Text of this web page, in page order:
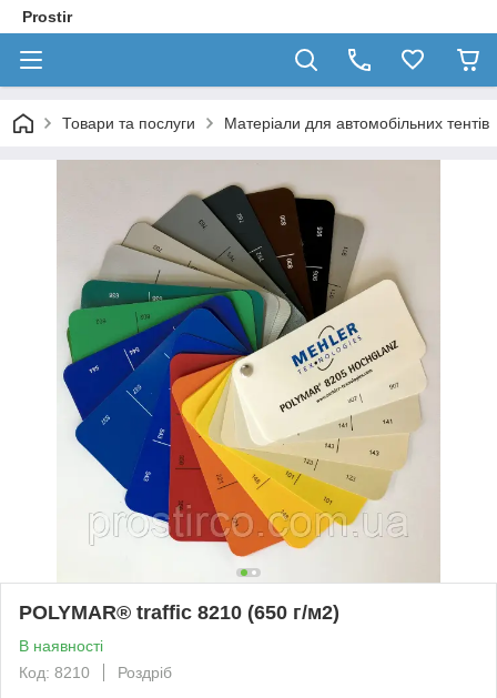
Prostir
Товари та послуги Матеріали для автомобільних тентів
POLYMAR® traffic 8210 (650 г/м2)
В наявності
Код: 8210
Роздріб